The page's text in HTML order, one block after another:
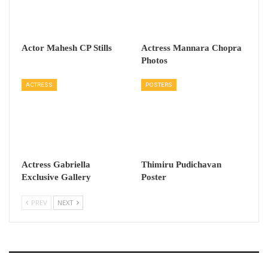
Actor Mahesh CP Stills
Actress Mannara Chopra
Photos
ACTRESS
Actress Gabriella
Exclusive Gallery
POSTERS
Thimiru Pudichavan
Poster
PREV NEXT